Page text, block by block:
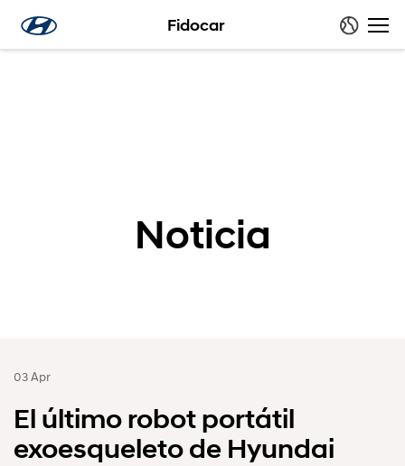
Fidocar
Noticia
03 Apr
El último robot portátil
exoesqueleto de Hyundai